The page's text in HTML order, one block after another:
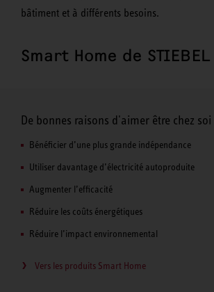
bâtiment et à différents besoins.
Smart Home de STIEBEL
De bonnes raisons d'aimer être chez soi
Bénéficier d’une plus grande indépendance
Utiliser davantage d’électricité autoproduite
Augmenter l’efficacité
Réduire les coûts énergétiques
Réduire l’impact environnemental
Vers les produits Smart Home